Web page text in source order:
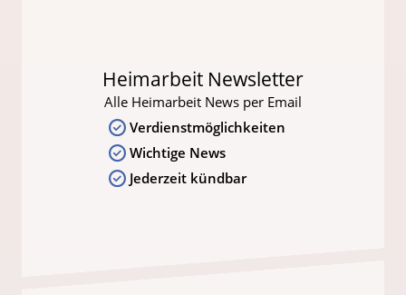
Heimarbeit Newsletter
Alle Heimarbeit News per Email
Verdienstmöglichkeiten
Wichtige News
Jederzeit kündbar